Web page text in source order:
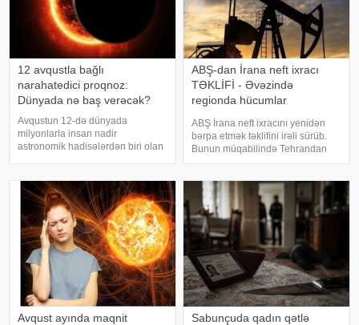
12 avqustla bağlı
narahatedici proqnoz:
Dünyada nə baş verəcək?
Avqustun 12-də dünyada
milyonlarla insan nadir
astronomik hadisələrdən biri olan
tutulmalar Yer kürəsində orta
hesabla hər 18 aydan bir baş
versə də, onların tam fazas
ABŞ-dan İrana neft ixracı
TƏKLİFİ - Əvəzində
regionda hücumlar
dayandırılmalıdır
ABŞ İrana neft ixracını yenidən
bərpa etmək təklifini irəli sürüb.
Bunun müqabilində Tehrandan
regionda hücumları dayandırmaq
verir ki, Associated Press
agentliyinin regional rəsmiyə
istinadə
Avqust ayında maqnit
Sabunçuda qadın qətlə